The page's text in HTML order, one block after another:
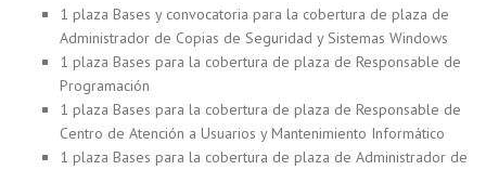
1 plaza Bases y convocatoria para la cobertura de plaza de
Administrador de Copias de Seguridad y Sistemas Windows
1 plaza Bases para la cobertura de plaza de Responsable de
Programación
1 plaza Bases para la cobertura de plaza de Responsable de
Centro de Atención a Usuarios y Mantenimiento Informático
1 plaza Bases para la cobertura de plaza de Administrador de